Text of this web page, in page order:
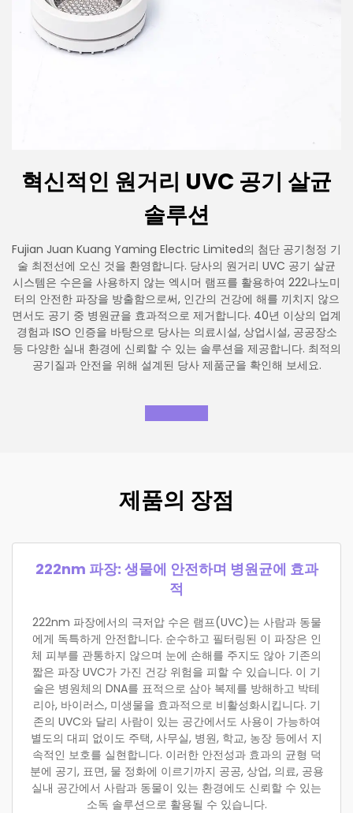
혁신적인 원거리 UVC 공기 살균
솔루션
Fujian Juan Kuang Yaming Electric Limited의 첨단 공기청정 기
술 최전선에 오신 것을 환영합니다. 당사의 원거리 UVC 공기 살균
시스템은 수은을 사용하지 않는 엑시머 램프를 활용하여 222나노미
터의 안전한 파장을 방출함으로써, 인간의 건강에 해를 끼치지 않으
면서도 공기 중 병원균을 효과적으로 제거합니다. 40년 이상의 업계
경험과 ISO 인증을 바탕으로 당사는 의료시설, 상업시설, 공공장소
등 다양한 실내 환경에 신뢰할 수 있는 솔루션을 제공합니다. 최적의
공기질과 안전을 위해 설계된 당사 제품군을 확인해 보세요.
제품의 장점
222nm 파장: 생물에 안전하며 병원균에 효과
적
222nm 파장에서의 극저압 수은 램프(UVC)는 사람과 동물
에게 독특하게 안전합니다. 순수하고 필터링된 이 파장은 인
체 피부를 관통하지 않으며 눈에 손해를 주지도 않아 기존의
짧은 파장 UVC가 가진 건강 위험을 피할 수 있습니다. 이 기
술은 병원체의 DNA를 표적으로 삼아 복제를 방해하고 박테
리아, 바이러스, 미생물을 효과적으로 비활성화시킵니다. 기
존의 UVC와 달리 사람이 있는 공간에서도 사용이 가능하여
별도의 대피 없이도 주택, 사무실, 병원, 학교, 농장 등에서 지
속적인 보호를 실현합니다. 이러한 안전성과 효과의 균형 덕
분에 공기, 표면, 물 정화에 이르기까지 공공, 상업, 의료, 공용
실내 공간에서 사람과 동물이 있는 환경에도 신뢰할 수 있는
소독 솔루션으로 활용될 수 있습니다.